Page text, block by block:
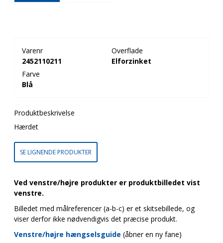
Varenr
2452110211
Overflade
Elforzinket
Farve
Blå
Produktbeskrivelse
Hærdet
SE LIGNENDE PRODUKTER
Ved venstre/højre produkter er produktbilledet vist
venstre.
Billedet med målreferencer (a-b-c) er et skitsebillede, og
viser derfor ikke nødvendigvis det præcise produkt.
Venstre/højre hængselsguide (åbner en ny fane)